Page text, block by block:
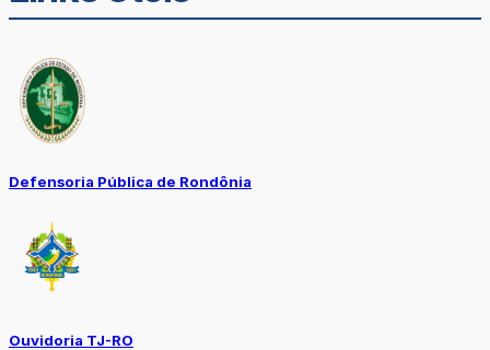
Defensoria Pública de Rondônia
Ouvidoria TJ-RO